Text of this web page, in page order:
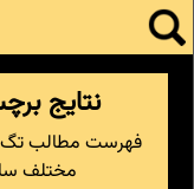
نتایج
فهرست مطالب تگ
مختلف
جستجو